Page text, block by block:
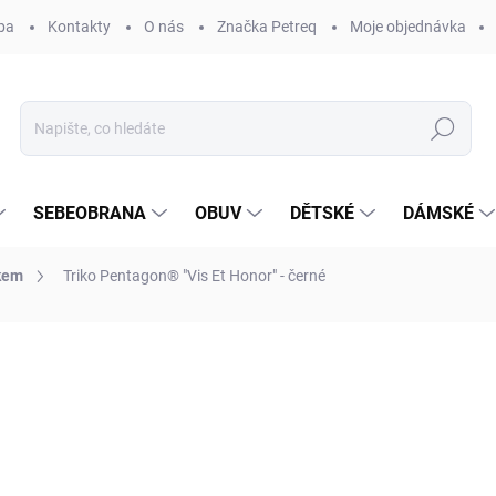
Kontakty O nás Značka Petreq Moje objednávka
Hledat
SEBEOBRANA OBUV DĚTSKÉ DÁMSKÉ
Triko Pentagon® "Vis Et Honor" - černé